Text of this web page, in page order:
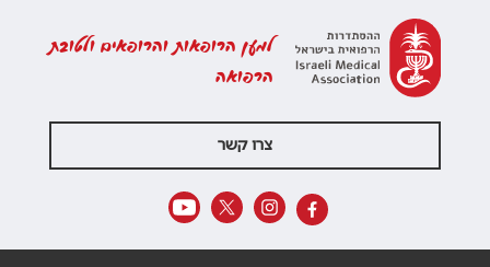
למען הרופאות והרופאים ולטובת
הרפואה
צרו קשר